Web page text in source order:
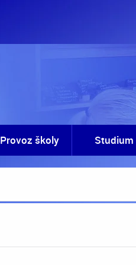
Provoz školy Studium